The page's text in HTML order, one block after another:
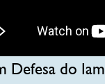
Defesa do